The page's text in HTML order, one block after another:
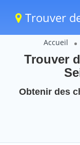
Trouver
Accueil
Trouver
Obtenir des